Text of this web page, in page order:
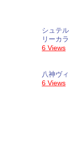
シュテ
リーカ
6 Views
八神ヴ
6 Views